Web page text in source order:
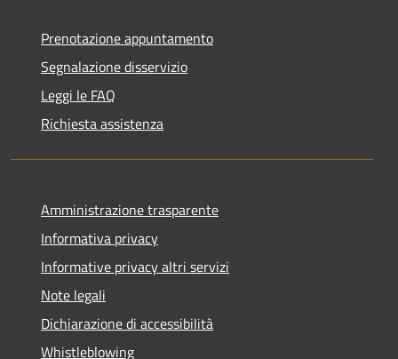
Prenotazione appuntamento
Segnalazione disservizio
Leggi le FAQ
Richiesta assistenza
Amministrazione trasparente
Informativa privacy
Informative privacy altri servizi
Note legali
Dichiarazione di accessibilità
Whistleblowing